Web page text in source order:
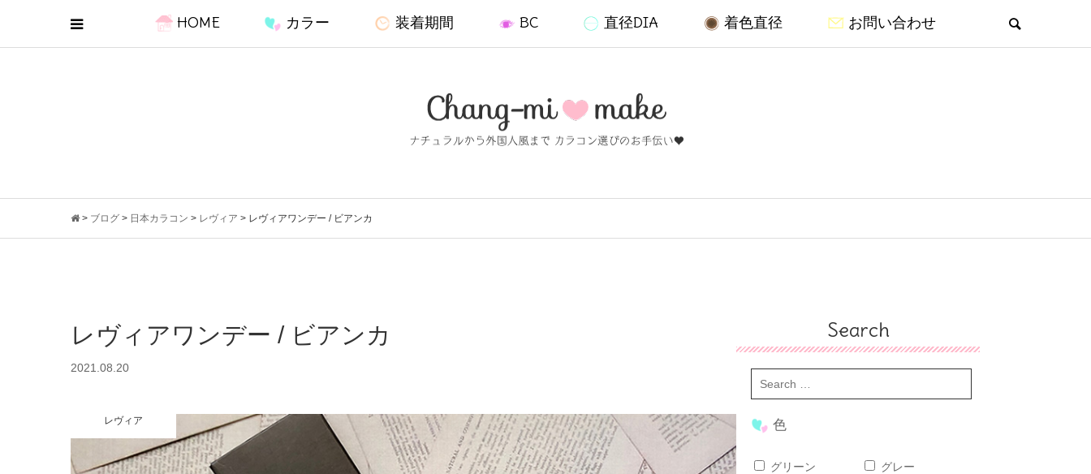
HOME カラー 装着期間 BC 直径DIA 着色直径 お問い合わせ
> ブログ > 日本カラコン > レヴィア > レヴィアワンデー / ビアンカ
レヴィアワンデー / ビアンカ
2021.08.20
レヴィア
Search
色
グリーン
グレー